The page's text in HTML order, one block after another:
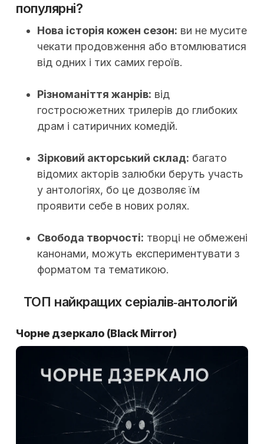
популярні?
Нова історія кожен сезон: ви не мусите
чекати продовження або втомлюватися
від одних і тих самих героїв.
Різноманіття жанрів: від
гостросюжетних трилерів до глибоких
драм і сатиричних комедій.
Зірковий акторський склад: багато
відомих акторів залюбки беруть участь
у антологіях, бо це дозволяє їм
проявити себе в нових ролях.
Свобода творчості: творці не обмежені
канонами, можуть експериментувати з
форматом та тематикою.
ТОП найкращих серіалів‑антологій
Чорне дзеркало (Black Mirror)